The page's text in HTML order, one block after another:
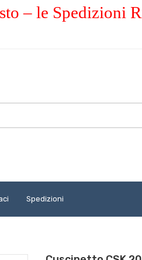
– le Spedizioni
Spedizioni